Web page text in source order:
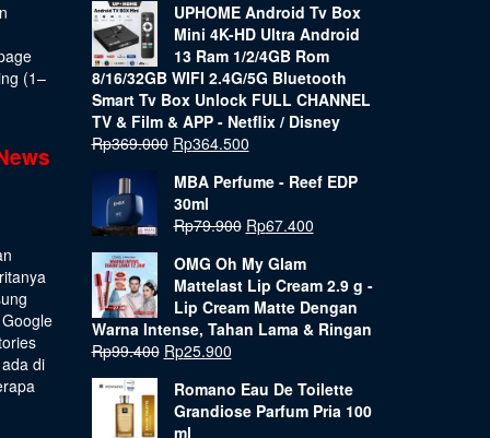
(1–
di
UPHOME Android Tv Box
Mini 4K-HD Ultra Android
13 Ram 1/2/4GB Rom
8/16/32GB WIFI 2.4G/5G Bluetooth
Smart Tv Box Unlock FULL CHANNEL
TV & Film & APP - Netflix / Disney
Rp369.000 Rp364.500
MBA Perfume - Reef EDP
30ml
Rp79.900 Rp67.400
OMG Oh My Glam
Mattelast Lip Cream 2.9 g -
Lip Cream Matte Dengan
Warna Intense, Tahan Lama & Ringan
Rp99.400 Rp25.900
Romano Eau De Toilette
Grandiose Parfum Pria 100
ml